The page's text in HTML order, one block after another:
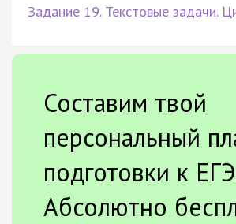
Задание 19. Текстовые задачи.
Составим твой
персональный
подготовки к
Абсолютно